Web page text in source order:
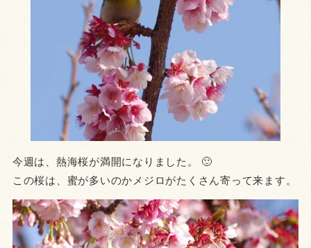
今週は、熱海桜が満開になりました。 🙂
この桜は、蜜が多いのかメジロがたくさん寄って来ます。